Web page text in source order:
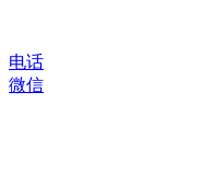
电话
微信